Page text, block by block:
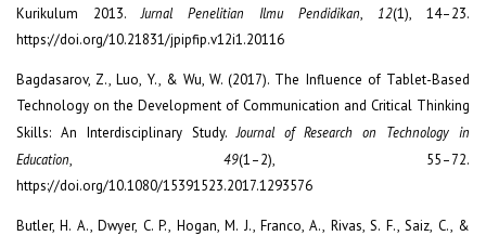
Kurikulum 2013.Jurnal Penelitian Ilmu Pendidikan, 12(1), 14–23.
https://doi.org/10.21831/jpipfip.v12i1.20116
Bagdasarov, Z., Luo, Y., & Wu, W. (2017). The Influence of Tablet-Based
Technology on the Development of Communication and Critical Thinking
Skills: An Interdisciplinary Study.Journal of Research on Technology in
Education, 49(1–2), 55–72.
https://doi.org/10.1080/15391523.2017.1293576
Butler, H. A., Dwyer, C. P., Hogan, M. J., Franco, A., Rivas, S. F., Saiz, C., &